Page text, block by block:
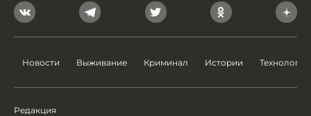
Новости Выживание Криминал Истории Технологии
Редакция